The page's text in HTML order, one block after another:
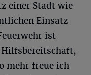
einer Stadt wie
Einsatz
ist
Hilfsbereitschaft,
mehr freue ich